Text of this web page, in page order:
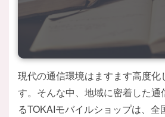
現代の通信環境はますます高度化
す。そんな中、地域に密着した通
るTOKAIモバイルショップは、全